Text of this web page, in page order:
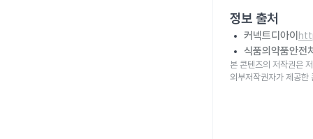
정보 출처
커넥트디아이
식품의약품안전
본 콘텐츠의 저작권은
외부저작권자가 제공한